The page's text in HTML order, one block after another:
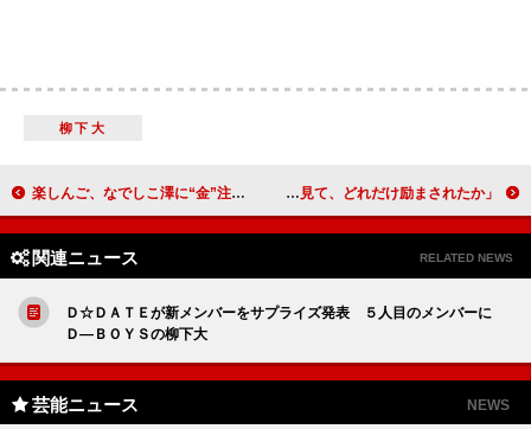
柳下大
楽しんご、なでしこ澤に“金”注入！ 山里亮太、熱愛相手は「ＴＢＳなら田中みな実以外」 高橋優、ロンドンで入江選手の両親と食事 「彼の背中を見て、どれだけ励まされたか」
関連ニュース RELATED NEWS
Ｄ☆ＤＡＴＥが新メンバーをサプライズ発表 ５人目のメンバーに
Ｄ―ＢＯＹＳの柳下大
芸能ニュース NEWS